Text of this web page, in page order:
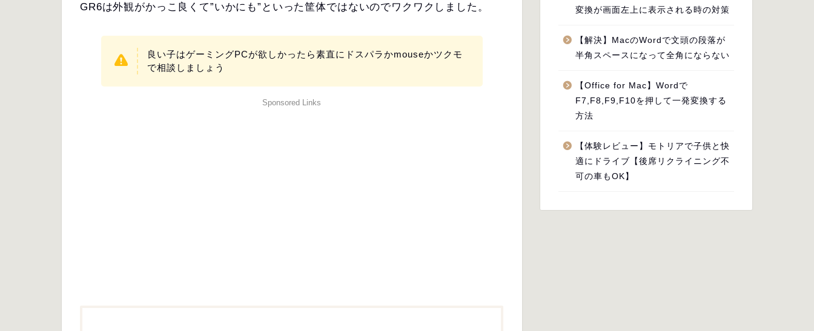
GR6は外観がかっこ良くて”いかにも”といった筐体ではないのでワクワクしました。
良い子はゲーミングPCが欲しかったら素直にドスパラかmouseかツクモ
で相談しましょう
Sponsored Links
変換が画面左上に表示される時の対策
【解決】MacのWordで文頭の段落が
半角スペースになって全角にならない
【Office for Mac】Wordで
F7,F8,F9,F10を押して一発変換する
方法
【体験レビュー】モトリアで子供と快
適にドライブ【後席リクライニング不
可の車もOK】